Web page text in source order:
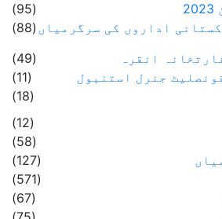
(95)
اداروں کی سرگرمیاں (88)
انقرہ
(49)
جنرل استنبول
(11)
(18)
(12)
(58)
(127)
(571)
(67)